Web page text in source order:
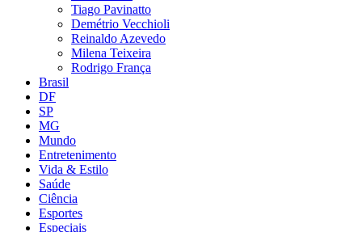
Tiago Pavinatto
Demétrio Vecchioli
Reinaldo Azevedo
Milena Teixeira
Rodrigo França
Brasil
DF
SP
MG
Mundo
Entretenimento
Vida & Estilo
Saúde
Ciência
Esportes
Especiais